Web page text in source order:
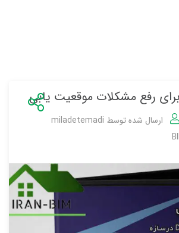
ارسال شده توسط miladetemadi